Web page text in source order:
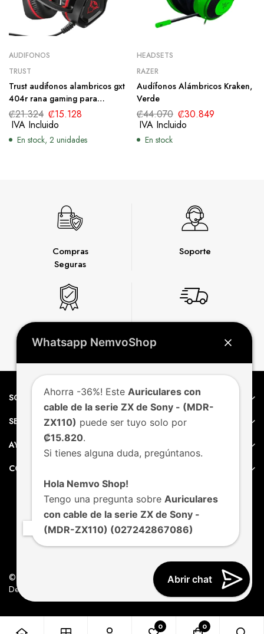
AUDIFONOS
TRUST
Trust audifonos alambricos gxt
404r rana gaming para
nintendo switch cable 3.5mm
negro 23439
₡21.324 ₡15.128
IVA Incluido
En stock, 2 unidades
HEADSETS
RAZER
Audífonos Alámbricos Kraken,
Verde
₡44.070 ₡30.849
IVA Incluido
En stock
Compras
Seguras
Soporte
SOBRE NEMVO
SERVICIO AL CLIENTE
AYUDA
CONTACTO
© Nemvo. Todos los derechos Reservados.
Design by Nemvo Agency
0 0
Whatsapp NemvoShop
Ahorra -36%! Este Auriculares con
cable de la serie ZX de Sony - (MDR-
ZX110) puede ser tuyo solo por
₡15.820.
Si tienes alguna duda, pregúntanos.
Hola Nemvo Shop!
Tengo una pregunta sobre Auriculares
con cable de la serie ZX de Sony -
(MDR-ZX110) (027242867086)
Abrir chat